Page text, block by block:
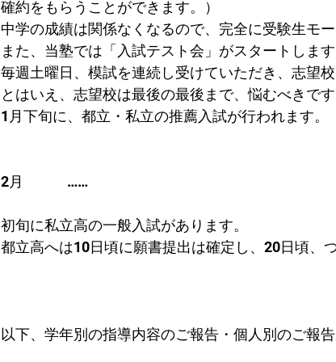
確約をもらうことができます。）
中学の成績は関係なくなるので、完全に受験生モー
また、当塾では「入試テスト会」がスタートします
毎週土曜日、模試を連続し受けていただき、志望
とはいえ、志望校は最後の最後まで、悩むべきです
1月下旬に、都立・私立の推薦入試が行われます。
2月　　　……
初旬に私立高の一般入試があります。
都立高へは10日頃に願書提出は確定し、20日頃、
以下、学年別の指導内容のご報告・個人別のご報告